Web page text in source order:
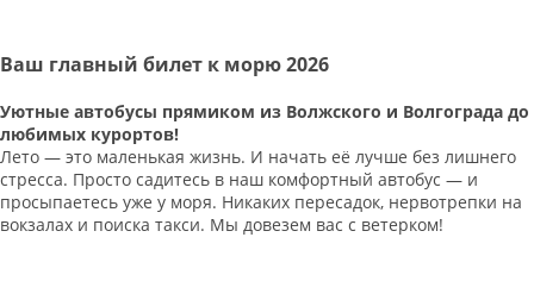
Ваш главный билет к морю 2026
Уютные автобусы прямиком из Волжского и Волгограда до
любимых курортов!
Лето — это маленькая жизнь. И начать её лучше без лишнего
стресса. Просто садитесь в наш комфортный автобус — и
просыпаетесь уже у моря. Никаких пересадок, нервотрепки на
вокзалах и поиска такси. Мы довезем вас с ветерком!